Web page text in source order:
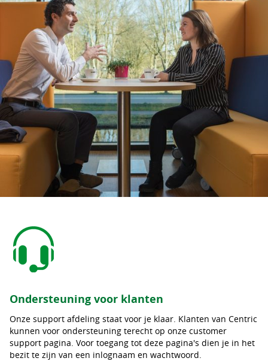
Insights
Ondersteuning voor klanten
Onze support afdeling staat voor je klaar. Klanten van Centric
kunnen voor ondersteuning terecht op onze customer
support pagina. Voor toegang tot deze pagina's dien je in het
bezit te zijn van een inlognaam en wachtwoord.